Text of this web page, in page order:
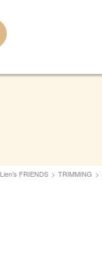
Lien’s FRIENDS > TRIMMING >